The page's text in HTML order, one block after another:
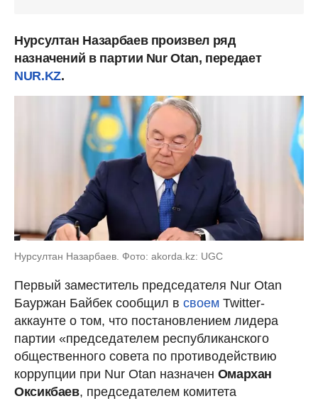
Нурсултан Назарбаев произвел ряд
назначений в партии Nur Otan, передает
NUR.KZ.
Нурсултан Назарбаев. Фото: akorda.kz: UGC
Первый заместитель председателя Nur Otan
Бауржан Байбек сообщил в своем Twitter-
аккаунте о том, что постановлением лидера
партии «председателем республиканского
общественного совета по противодействию
коррупции при Nur Otan назначен Омархан
Оксикбаев, председателем комитета